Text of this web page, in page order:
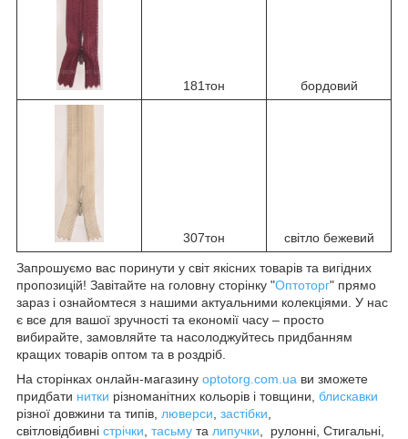
181тон бордовий
307тон світло бежевий
Запрошуємо вас поринути у світ якісних товарів та вигідних
пропозицій! Завітайте на головну сторінку "Оптоторг" прямо
зараз і ознайомтеся з нашими актуальними колекціями. У нас
є все для вашої зручності та економії часу – просто
вибирайте, замовляйте та насолоджуйтесь придбанням
кращих товарів оптом та в роздріб.
На сторінках онлайн-магазину optotorg.com.ua ви зможете
придбати нитки різноманітних кольорів і товщини, блискавки
різної довжини та типів, люверси застібки
світловідбивні стрічки тасьму та липучки , рулонні, Стигальні,